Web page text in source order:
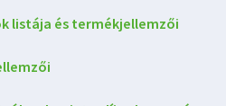
listája és termékjellemzői